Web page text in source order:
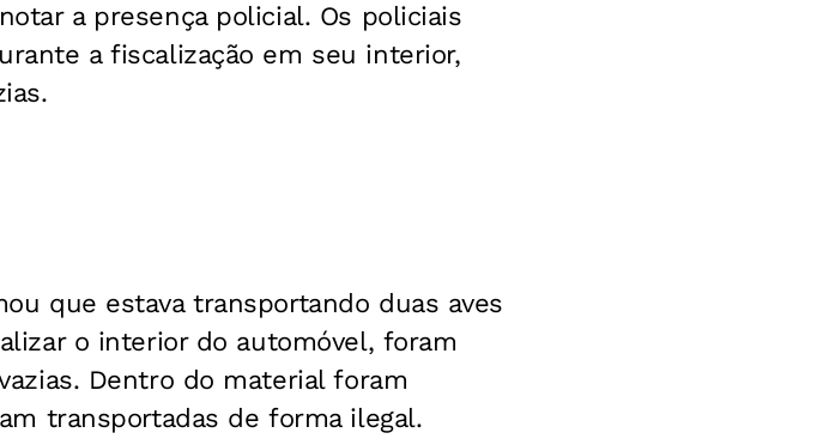
a presença policial. Os policiais
a fiscalização em seu interior,
que estava transportando duas aves
o interior do automóvel, foram
Dentro do material foram
transportadas de forma ilegal.